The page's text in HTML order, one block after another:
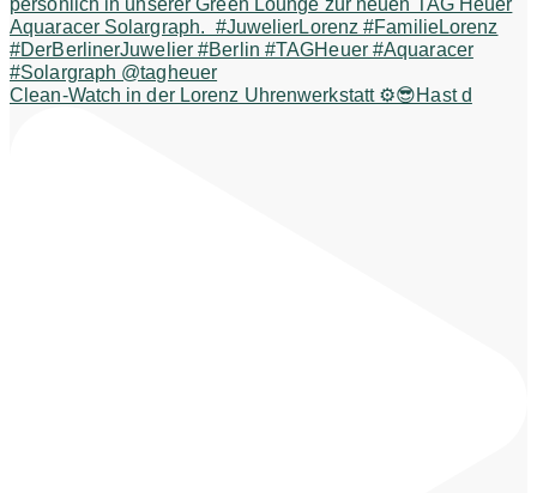
Clean-Watch in der Lorenz Uhrenwerkstatt ⚙️😎Hast d